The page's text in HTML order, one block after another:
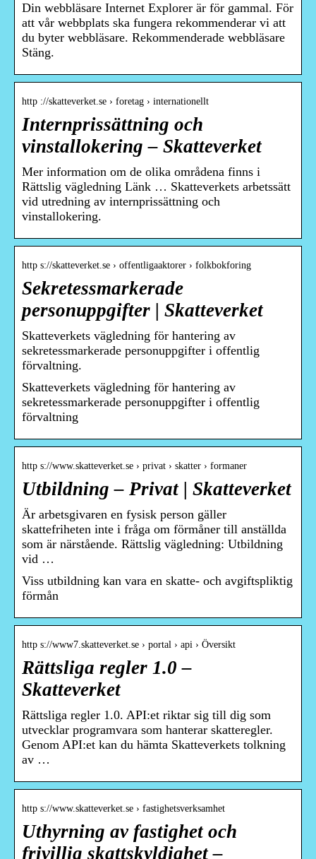
Din webbläsare Internet Explorer är för gammal. För
att vår webbplats ska fungera rekommenderar vi att
du byter webbläsare. Rekommenderade webbläsare
Stäng.
http ://skatteverket.se › foretag › internationellt
Internprissättning och
vinstallokering – Skatteverket
Mer information om de olika områdena finns i
Rättslig vägledning Länk … Skatteverkets arbetssätt
vid utredning av internprissättning och
vinstallokering.
http s://skatteverket.se › offentligaaktorer › folkbokforing
Sekretessmarkerade
personuppgifter | Skatteverket
Skatteverkets vägledning för hantering av
sekretessmarkerade personuppgifter i offentlig
förvaltning.
Skatteverkets vägledning för hantering av
sekretessmarkerade personuppgifter i offentlig
förvaltning
http s://www.skatteverket.se › privat › skatter › formaner
Utbildning – Privat | Skatteverket
Är arbetsgivaren en fysisk person gäller
skattefriheten inte i fråga om förmåner till anställda
som är närstående. Rättslig vägledning: Utbildning
vid …
Viss utbildning kan vara en skatte- och avgiftspliktig
förmån
http s://www7.skatteverket.se › portal › api › Översikt
Rättsliga regler 1.0 –
Skatteverket
Rättsliga regler 1.0. API:et riktar sig till dig som
utvecklar programvara som hanterar skatteregler.
Genom API:et kan du hämta Skatteverkets tolkning
av …
http s://www.skatteverket.se › fastighetsverksamhet
Uthyrning av fastighet och
frivillig skattskyldighet –